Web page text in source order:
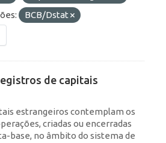
BCB/Dstat
de capitais
estrangeiros contemplam os
criadas ou encerradas
base, no âmbito do sistema de